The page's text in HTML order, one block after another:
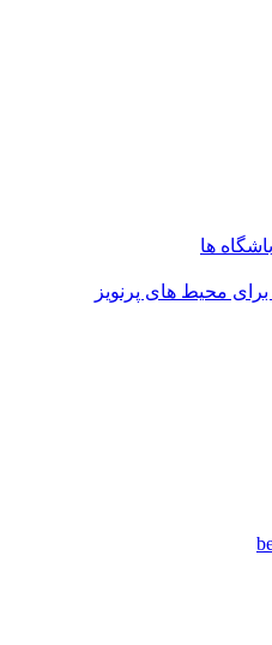
ها
محیط های پرنویز